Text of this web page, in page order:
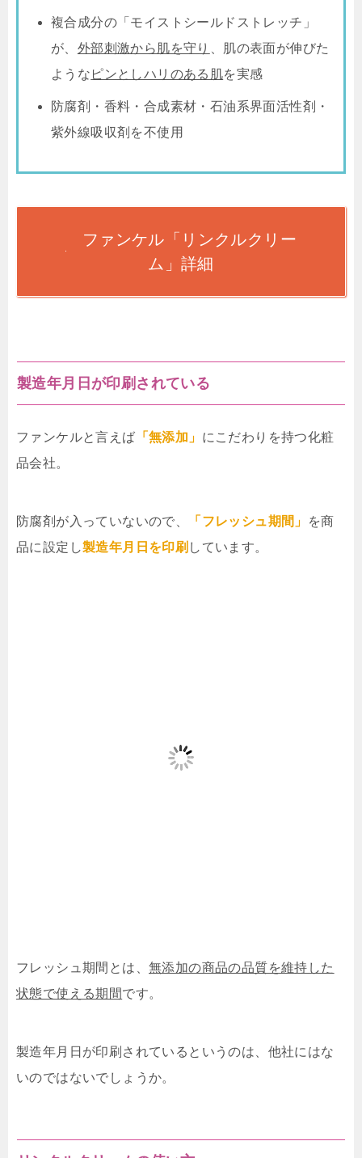
複合成分の「モイストシールドストレッチ」
が、 外部刺激から肌を守り
、肌の表面が伸びた
ような ピンとしハリのある肌を実感
防腐剤・香料・合成素材・石油系界面活性剤・
紫外線吸収剤を不使用
ファンケル「リンクルクリー
ム」詳細
製造年月日が印刷されている
ファンケルと言えば 「無添加」 にこだわりを持つ化粧
品会社。
防腐剤が入っていないので、 「フレッシュ期間」
を商
品に設定し製造年月日を印刷 しています。
フレッシュ期間とは、 無添加の商品の品質を維持した
状態で使える期間です。
製造年月日が印刷されているというのは、他社にはな
いのではないでしょうか。